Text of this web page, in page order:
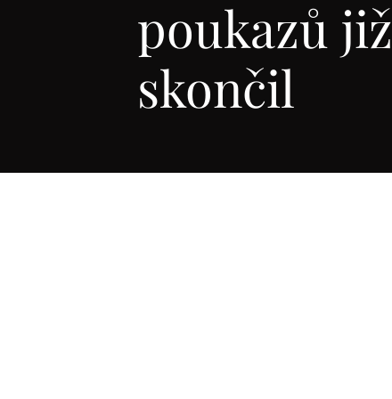
poukazů již
skončil